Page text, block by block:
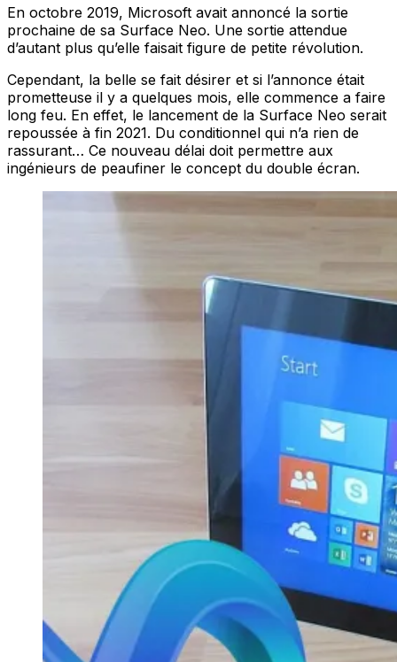
En octobre 2019, Microsoft avait annoncé la sortie
prochaine de sa Surface Neo. Une sortie attendue
d’autant plus qu’elle faisait figure de petite révolution.
Cependant, la belle se fait désirer et si l’annonce était
prometteuse il y a quelques mois, elle commence a faire
long feu. En effet, le lancement de la Surface Neo serait
repoussée à fin 2021. Du conditionnel qui n’a rien de
rassurant… Ce nouveau délai doit permettre aux
ingénieurs de peaufiner le concept du double écran.